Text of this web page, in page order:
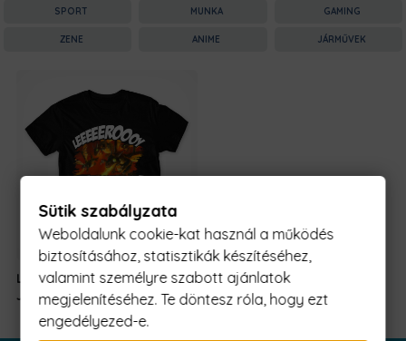
SPORT MUNKA GAMING
ZENE ANIME JÁRMŰVEK
Leeeroy
Jenkins!
5990 Ft-
tól
Sütik szabályzata
Weboldalunk cookie-kat használ a működés
biztosításához, statisztikák készítéséhez,
valamint személyre szabott ajánlatok
megjelenítéséhez. Te döntesz róla, hogy ezt
engedélyezed-e.